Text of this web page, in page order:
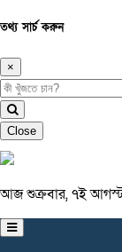
তথ্য সার্চ করুন
×
Close
আজ শুক্রবার, ৭ই আগস্ট,